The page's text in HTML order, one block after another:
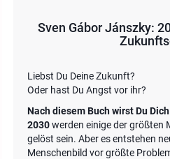
Sven Gábor Jánszky:
Liebst Du Deine Zukunft?
Oder hast Du Angst vor ihr?
Nach diesem Buch wirst Du
2030werden einige der größten
gelöst sein. Aber es entstehen
Menschenbild vor größte